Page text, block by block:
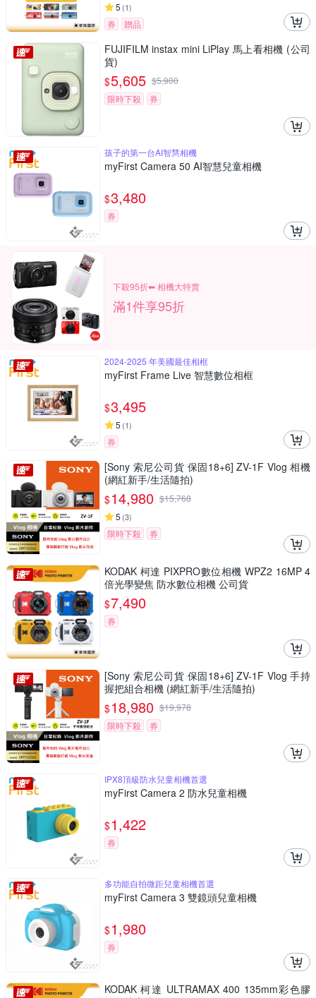
5 (1)
券 贈品
FUJIFILM instax mini LiPlay 馬上看相機 (公司
貨)
$5,605 $5,900
限時下殺
券
孩子的第一台AI智慧相機
myFirst Camera 50 AI智慧兒童相機
$3,480
券
下殺95折⬅︎ 相機大特賣
滿1件享95折
2024-2025 年美國最佳相框
myFirst Frame Live 智慧數位相框
$3,495
5 (1)
券
[Sony 索尼公司貨 保固18+6] ZV-1F Vlog 相機
(網紅新手/生活隨拍)
$14,980 $15,768
5 (3)
限時下殺 券
KODAK 柯達 PIXPRO數位相機 WPZ2 16MP 4
倍光學變焦 防水數位相機 公司貨
$7,490
券
[Sony 索尼公司貨 保固18+6] ZV-1F Vlog 手持
握把組合相機 (網紅新手/生活隨拍)
$18,980 $19,978
限時下殺
券
IPX8頂級防水兒童相機首選
myFirst Camera 2 防水兒童相機
$1,422
券
多功能自拍微距兒童相機首選
myFirst Camera 3 雙鏡頭兒童相機
$1,980
券
KODAK 柯達 ULTRAMAX 400 135mm彩色膠